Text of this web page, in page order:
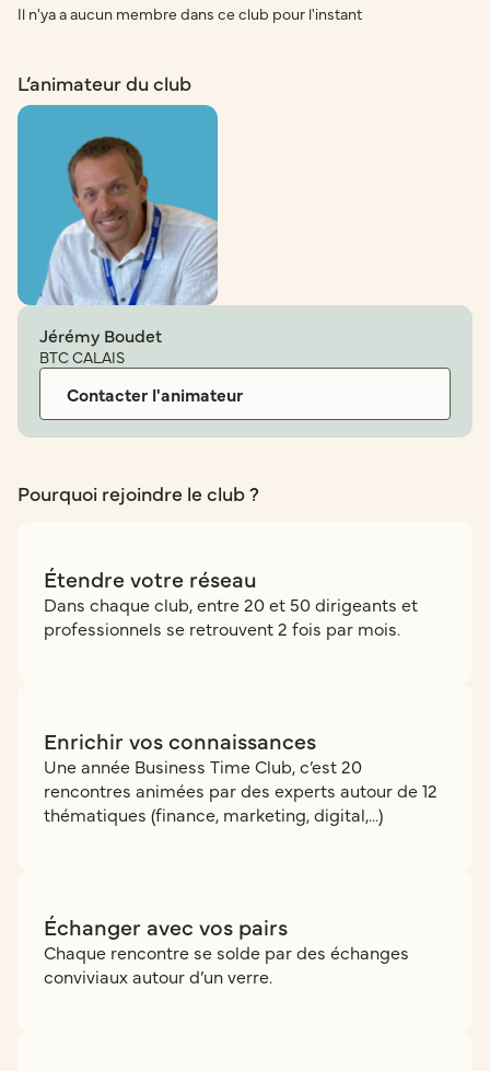
Il n'ya a aucun membre dans ce club pour l'instant
L’animateur du club
Jérémy Boudet
BTC CALAIS
Contacter l'animateur
Pourquoi rejoindre le club ?
Étendre votre réseau
Dans chaque club, entre 20 et 50 dirigeants et
professionnels se retrouvent 2 fois par mois.
Enrichir vos connaissances
Une année Business Time Club, c’est 20
rencontres animées par des experts autour de 12
thématiques (finance, marketing, digital,...)
Échanger avec vos pairs
Chaque rencontre se solde par des échanges
conviviaux autour d’un verre.